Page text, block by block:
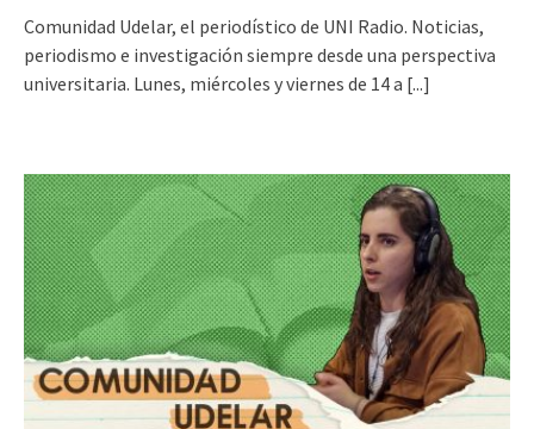
Comunidad Udelar, el periodístico de UNI Radio. Noticias,
periodismo e investigación siempre desde una perspectiva
universitaria. Lunes, miércoles y viernes de 14 a [...]